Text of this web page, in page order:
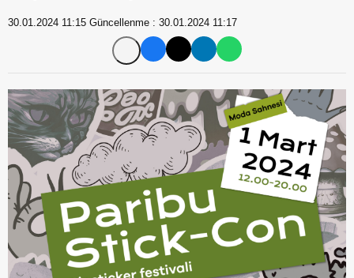
30.01.2024 11:15 Güncellenme : 30.01.2024 11:17